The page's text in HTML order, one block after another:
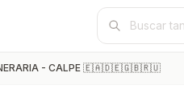
- CALPE 🇪🇦🇩🇪🇬🇧🇷🇺